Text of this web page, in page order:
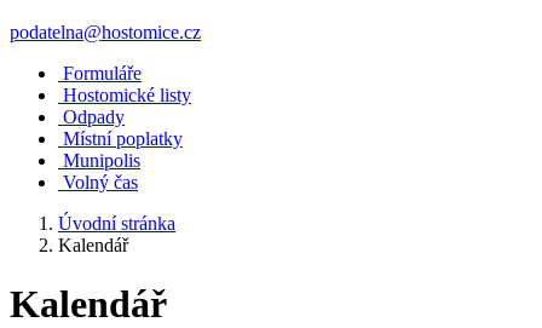
podatelna@hostomice.cz
Formuláře
Hostomické listy
Odpady
Místní poplatky
Munipolis
Volný čas
Úvodní stránka
Kalendář
Kalendář